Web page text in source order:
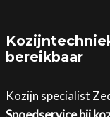
bereikbaar
Kozijn specialist